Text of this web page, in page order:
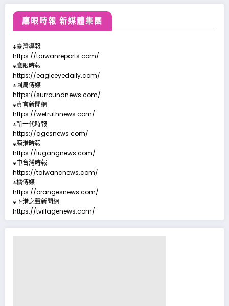
鷹眼時報 新媒體集團
※臺灣導報
https://taiwanreports.com/
※鷹眼時報
https://eagleeyedaily.com/
※圓周傳媒
https://surroundnews.com/
※真言新聞網
https://wetruthnews.com/
※新一代時報
https://agesnews.com/
※鹿港時報
https://lugangnews.com/
※中台灣時報
https://taiwancnews.com/
※橘傳媒
https://orangesnews.com/
※下港之聲新聞網
https://tvillagenews.com/